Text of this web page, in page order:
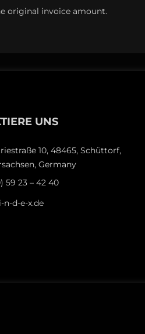
original invoice amount.
UNS
10, 48465, Schüttorf,
Germany
59 23 – 42 40
n-d-e-x.de